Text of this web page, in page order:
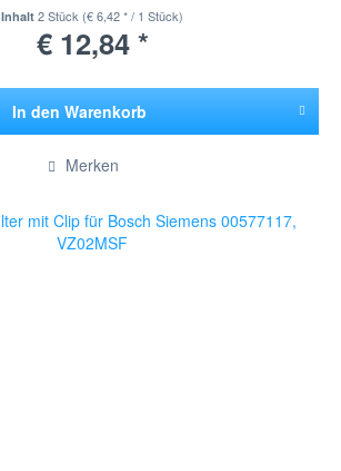
Inhalt2 Stück (€ 6,42 * / 1 Stück)
€ 12,84 *
In den Warenkorb
Merken